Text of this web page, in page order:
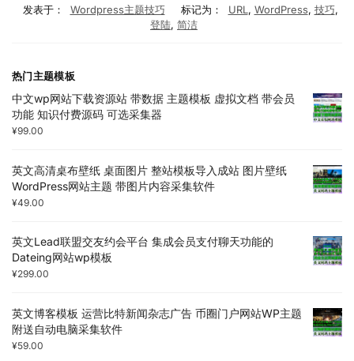
发表于： Wordpress主题技巧 标记为： URL , WordPress, 技巧,
登陆, 简洁
热门主题模板
中文wp网站下载资源站 带数据 主题模板 虚拟文档 带会员
功能 知识付费源码 可选采集器
¥99.00
英文高清桌布壁纸 桌面图片 整站模板导入成站 图片壁纸
WordPress网站主题 带图片内容采集软件
¥49.00
英文Lead联盟交友约会平台 集成会员支付聊天功能的
Dateing网站wp模板
¥299.00
英文博客模板 运营比特新闻杂志广告 币圈门户网站WP主题
附送自动电脑采集软件
¥59.00